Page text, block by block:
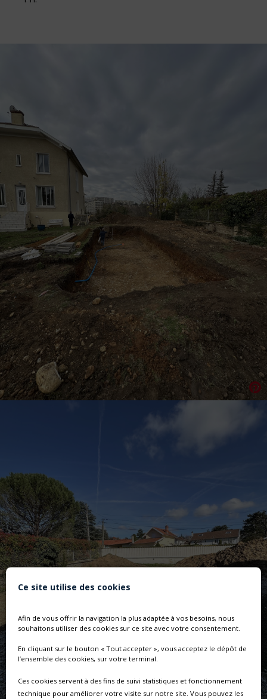
Ce site utilise des cookies
Afin de vous offrir la navigation la plus adaptée à vos besoins, nous
souhaitons utiliser des cookies sur ce site avec votre consentement.
En cliquant sur le bouton « Tout accepter », vous acceptez le dépôt de
l’ensemble des cookies, sur votre terminal.
Ces cookies servent à des fins de suivi statistiques et fonctionnement
technique pour améliorer votre visite sur notre site. Vous pouvez les